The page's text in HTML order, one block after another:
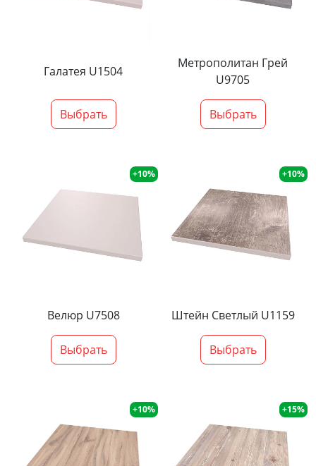
Галатея U1504
Выбрать
Метрополитан Грей
U9705
Выбрать
+10%
Велюр U7508
Выбрать
+10%
Штейн Светлый U1159
Выбрать
+10% +15%